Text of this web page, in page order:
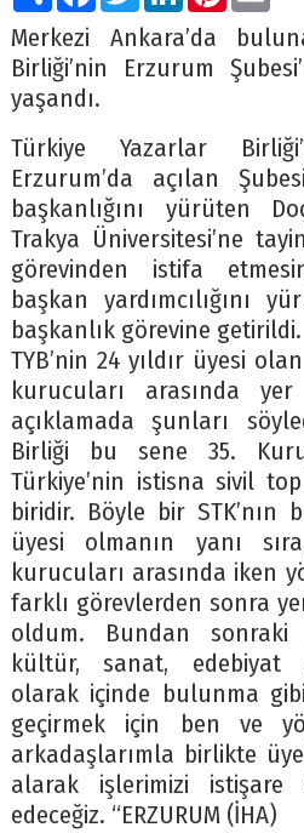
Merkezi Ankara’da
Birliği’nin Erzurum
yaşandı.
Türkiye Yazarlar
Erzurum’da açılan
başkanlığını yürüten
Trakya Üniversitesi’ne
görevinden istifa
başkan yardımcılığını
başkanlık görevine getirildi.
TYB’nin 24 yıldır üyesi
kurucuları arasında
açıklamada şunları
Birliği bu sene 35.
Türkiye’nin istisna sivil
biridir. Böyle bir STK’nın
üyesi olmanın yanı
kurucuları arasında iken
farklı görevlerden sonra
oldum. Bundan sonraki
kültür, sanat, edebiyat
olarak içinde bulunma
geçirmek için ben ve
arkadaşlarımla birlikte
alarak işlerimizi istişare
edeceğiz. “ERZURUM (İHA)